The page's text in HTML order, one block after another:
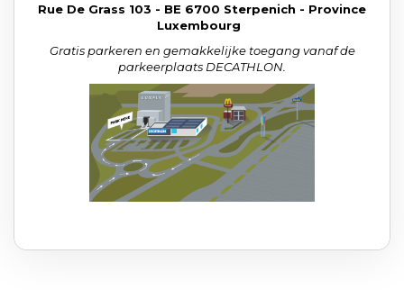
Rue De Grass 103 - BE 6700 Sterpenich - Province
Luxembourg
Gratis parkeren en gemakkelijke toegang vanaf de
parkeerplaats DECATHLON.